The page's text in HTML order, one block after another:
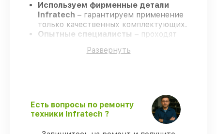
Используем фирменные детали
Infratech – гарантируем применение
только качественных комплектующих.
Опытные специалисты – проходят
уровень их профессионализма.
виды ремонта защищены официальной
гарантией Infratech.
Развернуть
Есть вопросы по ремонту
техники Infratech ?